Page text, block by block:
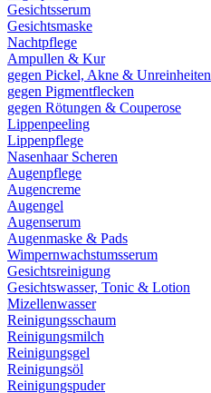
Gesichtsserum
Gesichtsmaske
Nachtpflege
Ampullen & Kur
gegen Pickel, Akne & Unreinheiten
gegen Pigmentflecken
gegen Rötungen & Couperose
Lippenpeeling
Lippenpflege
Nasenhaar Scheren
Augenpflege
Augencreme
Augengel
Augenserum
Augenmaske & Pads
Wimpernwachstumsserum
Gesichtsreinigung
Gesichtswasser, Tonic & Lotion
Mizellenwasser
Reinigungsschaum
Reinigungsmilch
Reinigungsgel
Reinigungsöl
Reinigungspuder